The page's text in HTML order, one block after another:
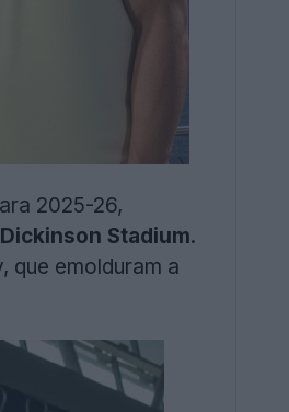
2025-26,
Stadium.
que emolduram a